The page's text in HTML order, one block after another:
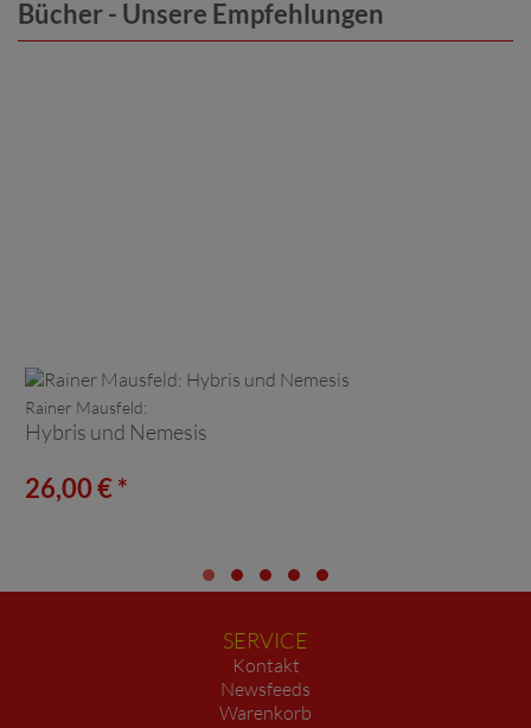
Bücher - Unsere Empfehlungen
Rainer Mausfeld:
Hybris und Nemesis
26,00 € *
SERVICE
Kontakt
Newsfeeds
Warenkorb